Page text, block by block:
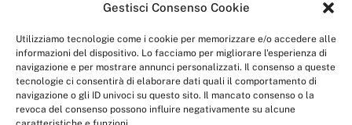
Gestisci Consenso Cookie
Utilizziamo tecnologie come i cookie per memorizzare e/o accedere alle
informazioni del dispositivo. Lo facciamo per migliorare l'esperienza di
navigazione e per mostrare annunci personalizzati. Il consenso a queste
tecnologie ci consentirà di elaborare dati quali il comportamento di
navigazione o gli ID univoci su questo sito. Il mancato consenso o la
revoca del consenso possono influire negativamente su alcune
“Anagnia” è un marchio registrato presso l’Ufficio Italiano
Economico,
num. registrazione: 302017000014044 del 9 febbraio 2017.
Per contatti:redazione@anagnia.com